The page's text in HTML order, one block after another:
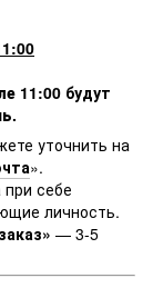
11:00 будут
уточнить на
».
себе
личность.
— 3-5